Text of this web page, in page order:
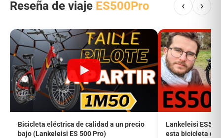
Reseña de viaje ES500Pro ‹ ›
Bicicleta eléctrica de calidad a un precio
bajo (Lankeleisi ES 500 Pro)
Lankeleisi
esta bicicleta de